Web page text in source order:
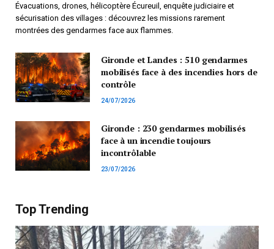
Évacuations, drones, hélicoptère Écureuil, enquête judiciaire et
sécurisation des villages : découvrez les missions rarement
montrées des gendarmes face aux flammes.
Gironde et Landes : 510 gendarmes
mobilisés face à des incendies hors de
contrôle
24/07/2026
Gironde : 230 gendarmes mobilisés
face à un incendie toujours
incontrôlable
23/07/2026
Top Trending